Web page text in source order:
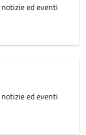
ed eventi
ed eventi